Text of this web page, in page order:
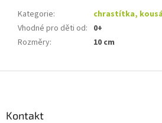
Kategorie:
chrastítka,
Vhodné pro děti od: 0+
Rozměry: 10 cm
Kontakt